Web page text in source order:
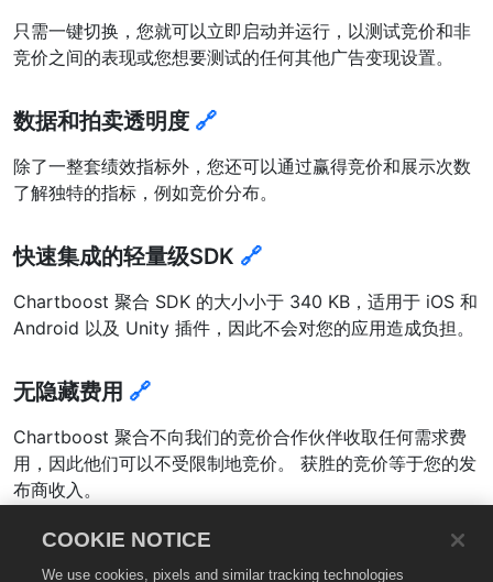
只需一键切换，您就可以立即启动并运行，以测试竞价和非
竞价之间的表现或您想要测试的任何其他广告变现设置。
数据和拍卖透明度 🔗
除了一整套绩效指标外，您还可以通过赢得竞价和展示次数
了解独特的指标，例如竞价分布。
快速集成的轻量级SDK 🔗
Chartboost 聚合 SDK 的大小小于 340 KB，适用于 iOS 和
Android 以及 Unity 插件，因此不会对您的应用造成负担。
无隐藏费用 🔗
Chartboost 聚合不向我们的竞价合作伙伴收取任何需求费
用，因此他们可以不受限制地竞价。 获胜的竞价等于您的发
布商收入。
专门的支持和产品团队
COOKIE NOTICE
We use cookies, pixels and similar tracking technologies